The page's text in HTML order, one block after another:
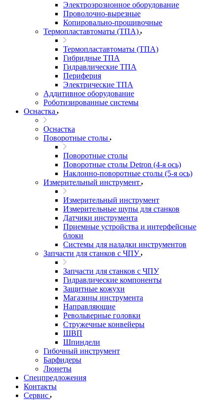
Электроэрозионное оборудование
Проволочно-вырезные
Копировально-прошивочные
Термопластавтоматы (ТПА)
Термопластавтоматы (ТПА)
Гибридные ТПА
Гидравлические ТПА
Периферия
Электрические ТПА
Аддитивное оборудование
Роботизированные системы
Оснастка
Оснастка
Поворотные столы
Поворотные столы
Поворотные столы Detron (4-я ось)
Наклонно-поворотные столы (5-я ось)
Измерительный инструмент
Измерительный инструмент
Измерительные щупы для станков
Датчики инструмента
Приемные устройства и интерфейсные
блоки
Системы для наладки инструментов
Запчасти для станков с ЧПУ
Запчасти для станков с ЧПУ
Гидравлические компоненты
Защитные кожухи
Магазины инструмента
Направляющие
Револьверные головки
Стружечные конвейеры
ШВП
Шпиндели
Гибочный инструмент
Барфидеры
Люнеты
Спецпредложения
Контакты
Сервис